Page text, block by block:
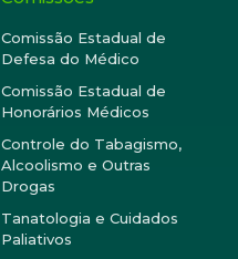
Comissão Estadual de
Defesa do Médico
Comissão Estadual de
Honorários Médicos
Controle do Tabagismo,
Alcoolismo e Outras
Drogas
Tanatologia e Cuidados
Paliativos